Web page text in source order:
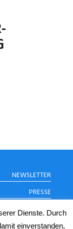
NEWSLETTER
PRESSE
IMPRESSUM
Dienste. Durch
einverstanden,